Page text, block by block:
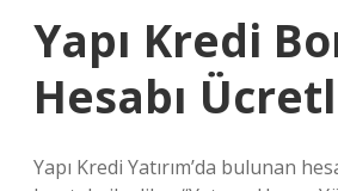
Yapı Kredi
Hesabı
Yapı Kredi Yatırım’da bulunan